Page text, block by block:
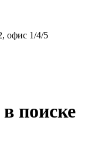
офис 1/4/5
поиске